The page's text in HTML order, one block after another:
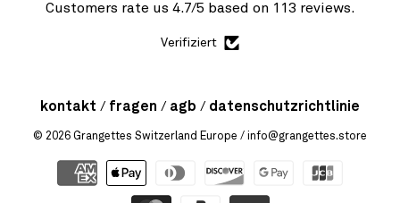
Customers rate us 4.7/5 based on 113 reviews.
Verifiziert
kontakt fragen agb datenschutzrichtlinie
© 2026 Grangettes Switzerland Europe / info@grangettes.store